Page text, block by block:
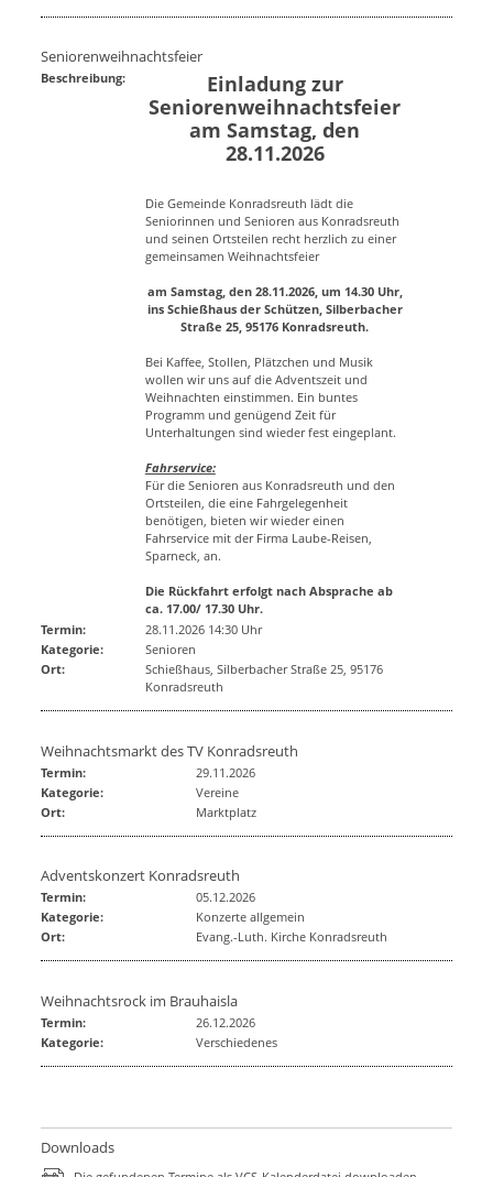
Seniorenweihnachtsfeier
Beschreibung:
Einladung zur
Seniorenweihnachtsfeier
am Samstag, den
28.11.2026
Die Gemeinde Konradsreuth lädt die
Seniorinnen und Senioren aus Konradsreuth
und seinen Ortsteilen recht herzlich zu einer
gemeinsamen Weihnachtsfeier
am Samstag, den 28.11.2026, um 14.30 Uhr,
ins Schießhaus der Schützen, Silberbacher
Straße 25, 95176 Konradsreuth.
Bei Kaffee, Stollen, Plätzchen und Musik
wollen wir uns auf die Adventszeit und
Weihnachten einstimmen. Ein buntes
Programm und genügend Zeit für
Unterhaltungen sind wieder fest eingeplant.
Fahrservice:
Für die Senioren aus Konradsreuth und den
Ortsteilen, die eine Fahrgelegenheit
benötigen, bieten wir wieder einen
Fahrservice mit der Firma Laube-Reisen,
Sparneck, an.
Die Rückfahrt erfolgt nach Absprache ab
ca. 17.00/ 17.30 Uhr.
Termin:
28.11.2026 14:30 Uhr
Kategorie:
Senioren
Ort:
Schießhaus, Silberbacher Straße 25, 95176
Konradsreuth
Weihnachtsmarkt des TV Konradsreuth
Termin:
29.11.2026
Kategorie:
Vereine
Ort:
Marktplatz
Adventskonzert Konradsreuth
Termin:
05.12.2026
Kategorie:
Konzerte allgemein
Ort:
Evang.-Luth. Kirche Konradsreuth
Weihnachtsrock im Brauhaisla
Termin:
26.12.2026
Kategorie:
Verschiedenes
Downloads